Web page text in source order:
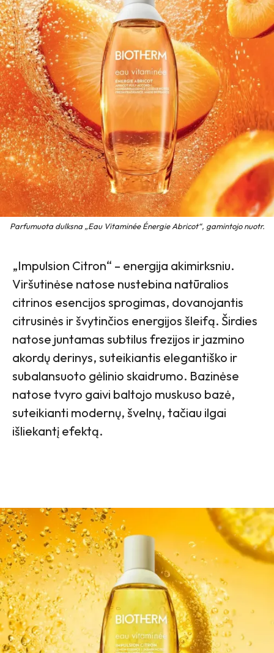
Parfumuota dulksna „Eau Vitaminée Énergie Abricot“, gamintojo nuotr.
„Impulsion Citron“ – energija akimirksniu.
Viršutinėse natose nustebina natūralios
citrinos esencijos sprogimas, dovanojantis
citrusinės ir švytinčios energijos šleifą. Širdies
natose juntamas subtilus frezijos ir jazmino
akordų derinys, suteikiantis elegantiško ir
subalansuoto gėlinio skaidrumo. Bazinėse
natose tvyro gaivi baltojo muskuso bazė,
suteikianti modernų, švelnų, tačiau ilgai
išliekantį efektą.